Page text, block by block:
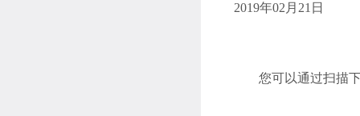
2019年02月21日
您可以通过扫描